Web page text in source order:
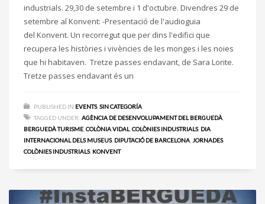
industrials. 29,30 de setembre i 1 d'octubre. Divendres 29 de
setembre al Konvent: -Presentació de l'audioguia
del Konvent. Un recorregut que per dins l'edifici que
recupera les històries i vivències de les monges i les noies
que hi habitaven. Tretze passes endavant, de Sara Lorite.
Tretze passes endavant és un
PUBLISHED IN EVENTS, SIN CATEGORÍA
TAGGED UNDER: AGÈNCIA DE DESENVOLUPAMENT DEL BERGUEDÀ
BERGUEDÀ TURISME COLÒNIA VIDAL, COLÒNIES INDUSTRIALS, DIA
INTERNACIONAL DELS MUSEUS, DIPUTACIÓ DE BARCELONA JORNADES
COLÒNIES INDUSTRIALS, KONVENT